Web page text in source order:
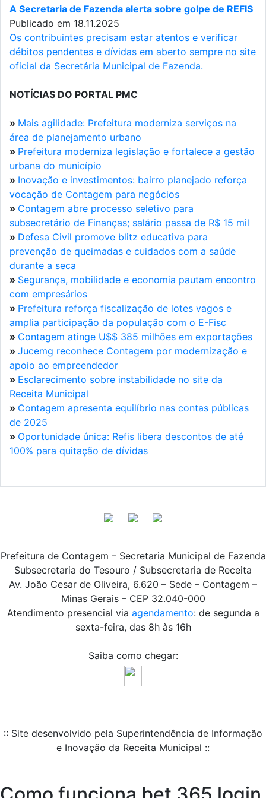
A Secretaria de Fazenda alerta sobre golpe de REFIS
Publicado em 18.11.2025
Os contribuintes precisam estar atentos e verificar
débitos pendentes e dívidas em aberto sempre no site
oficial da Secretária Municipal de Fazenda.
NOTÍCIAS DO PORTAL PMC
» Mais agilidade: Prefeitura moderniza serviços na
área de planejamento urbano
» Prefeitura moderniza legislação e fortalece a gestão
urbana do município
» Inovação e investimentos: bairro planejado reforça
vocação de Contagem para negócios
» Contagem abre processo seletivo para
subsecretário de Finanças; salário passa de R$ 15 mil
» Defesa Civil promove blitz educativa para
prevenção de queimadas e cuidados com a saúde
durante a seca
» Segurança, mobilidade e economia pautam encontro
com empresários
» Prefeitura reforça fiscalização de lotes vagos e
amplia participação da população com o E-Fisc
» Contagem atinge U$$ 385 milhões em exportações
» Jucemg reconhece Contagem por modernização e
apoio ao empreendedor
» Esclarecimento sobre instabilidade no site da
Receita Municipal
» Contagem apresenta equilíbrio nas contas públicas
de 2025
» Oportunidade única: Refis libera descontos de até
100% para quitação de dívidas
Prefeitura de Contagem – Secretaria Municipal de Fazenda
Subsecretaria do Tesouro / Subsecretaria de Receita
Av. João Cesar de Oliveira, 6.620 – Sede – Contagem –
Minas Gerais – CEP 32.040-000
Atendimento presencial via agendamento: de segunda a
sexta-feira, das 8h às 16h
Saiba como chegar:
:: Site desenvolvido pela Superintendência de Informação
e Inovação da Receita Municipal ::